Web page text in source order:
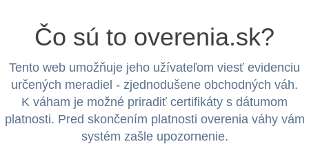
Čo sú to overenia.sk?
Tento web umožňuje jeho užívateľom viesť evidenciu
určených meradiel - zjednodušene obchodných váh.
K váham je možné priradiť certifikáty s dátumom
platnosti. Pred skončením platnosti overenia váhy vám
systém zašle upozornenie.